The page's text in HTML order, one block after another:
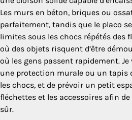
Les murs en béton, briques ou
parfaitement, tandis que le placo
limites sous les chocs répétés des
où des objets risquent d’être
où les gens passent rapidement.
une protection murale ou un tapis
les chocs, et de prévoir un petit
fléchettes et les accessoires afin de
sûr.